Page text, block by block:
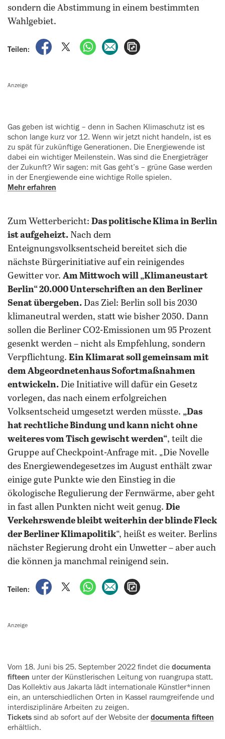
sondern die Abstimmung in einem bestimmten
Wahlgebiet.
Teilen:
auf Facebook teilen
auf X teilenper WhatsApp teilen
per E-Mail teilen
Anzeige
Gas geben ist wichtig – denn in Sachen Klimaschutz ist es
schon lange kurz vor 12. Wenn wir jetzt nicht handeln, ist es
zu spät für zukünftige Generationen. Die Energiewende ist
dabei ein wichtiger Meilenstein. Was sind die Energieträger
der Zukunft? Wir sagen: mit Gas geht’s – grüne Gase werden
in der Energiewende eine wichtige Rolle spielen.
Mehr erfahren
Zum Wetterbericht: Das politische Klima in Berlin
ist aufgeheizt. Nach dem
Enteignungsvolksentscheid bereitet sich die
nächste Bürgerinitiative auf ein reinigendes
Gewitter vor. Am Mittwoch will „Klimaneustart
Berlin“ 20.000 Unterschriften an den Berliner
Senat übergeben. Das Ziel: Berlin soll bis 2030
klimaneutral werden, statt wie bisher 2050. Dann
sollen die Berliner CO2-Emissionen um 95 Prozent
gesenkt werden – nicht als Empfehlung, sondern
Verpflichtung. Ein Klimarat soll gemeinsam mit
dem Abgeordnetenhaus Sofortmaßnahmen
entwickeln. Die Initiative will dafür ein Gesetz
vorlegen, das nach einem erfolgreichen
Volksentscheid umgesetzt werden müsste. „Das
hat rechtliche Bindung und kann nicht ohne
weiteres vom Tisch gewischt werden“, teilt die
Gruppe auf Checkpoint-Anfrage mit. „Die Novelle
des Energiewendegesetzes im August enthält zwar
einige gute Punkte wie den Einstieg in die
ökologische Regulierung der Fernwärme, aber geht
in fast allen Punkten nicht weit genug. Die
Verkehrswende bleibt weiterhin der blinde Fleck
der Berliner Klimapolitik“, heißt es weiter. Berlins
nächster Regierung droht ein Unwetter – aber auch
die können ja manchmal reinigend sein.
Teilen:
auf Facebook teilen
auf X teilenper WhatsApp teilen
per E-Mail teilen
Anzeige
Vom 18. Juni bis 25. September 2022 findet die documenta
fifteen unter der Künstlerischen Leitung von ruangrupa statt.
Das Kollektiv aus Jakarta lädt internationale Künstler*innen
ein, an unterschiedlichen Orten in Kassel raumgreifende und
interdisziplinäre Arbeiten zu zeigen.
Tickets sind ab sofort auf der Website der documenta fifteen
erhältlich.